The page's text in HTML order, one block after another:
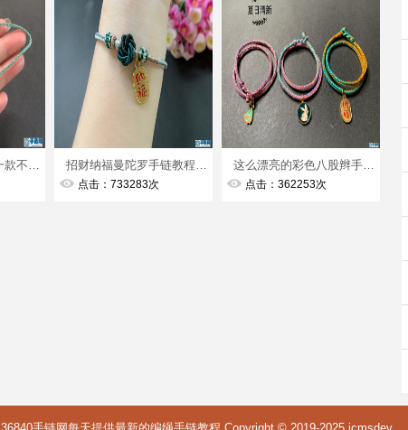
点击：733283次 点击：362253次